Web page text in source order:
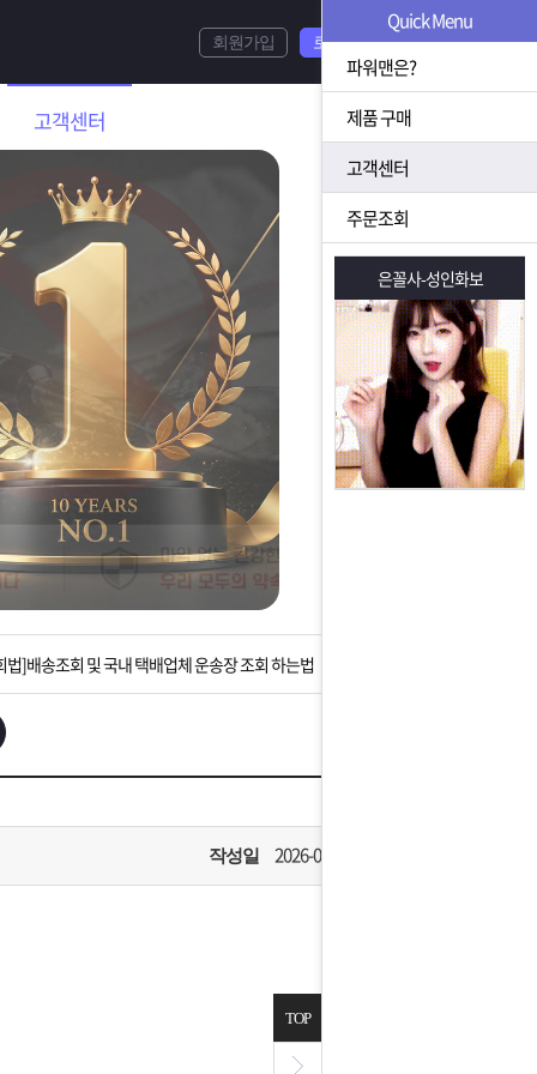
고객센터
회원가입 로그인
상황을 대비해 꼭 입금후 고객센터 연락바랍니다.
연휴 배송 및 휴무 안내
]배송조회 및 국내 택배업체 운송장 조회 하는법
고객 앱설치 가능합니다.
안내] 집 밖에 주소로 택배 받기
작성일 2026-07-08
Quick Menu
파워맨은?
제품 구매
고객센터
주문조회
은꼴사-성인화보 은꼴사-성인화보
TOP